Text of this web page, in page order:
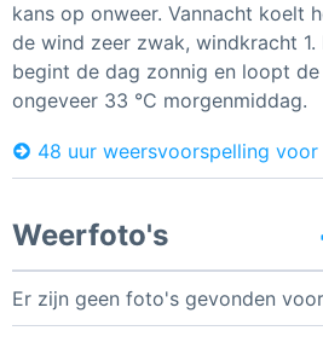
kans op onweer. Vannacht koelt
de wind zeer zwak, windkracht
begint de dag zonnig en loopt
ongeveer 33 °C morgenmiddag.
48 uur weersvoorspelling voor
Weerfoto's
Er zijn geen foto's gevonden